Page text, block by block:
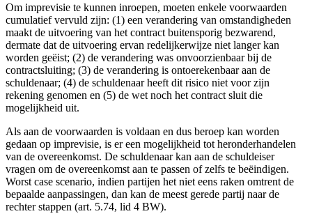
Om imprevisie te kunnen inroepen, moeten enkele voorwaarden
cumulatief vervuld zijn: (1) een verandering van omstandigheden
maakt de uitvoering van het contract buitensporig bezwarend,
dermate dat de uitvoering ervan redelijkerwijze niet langer kan
worden geëist; (2) de verandering was onvoorzienbaar bij de
contractsluiting; (3) de verandering is ontoerekenbaar aan de
schuldenaar; (4) de schuldenaar heeft dit risico niet voor zijn
rekening genomen en (5) de wet noch het contract sluit die
mogelijkheid uit.
Als aan de voorwaarden is voldaan en dus beroep kan worden
gedaan op imprevisie, is er een mogelijkheid tot heronderhandelen
van de overeenkomst. De schuldenaar kan aan de schuldeiser
vragen om de overeenkomst aan te passen of zelfs te beëindigen.
Worst case scenario, indien partijen het niet eens raken omtrent de
bepaalde aanpassingen, dan kan de meest gerede partij naar de
rechter stappen (art. 5.74, lid 4 BW).